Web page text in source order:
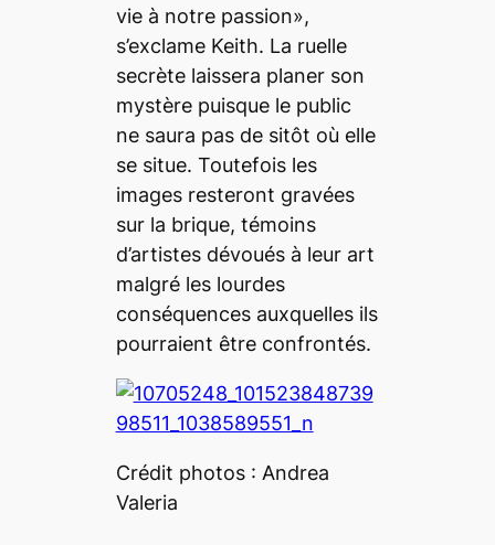
vie à notre passion»,
s’exclame Keith. La ruelle
secrète laissera planer son
mystère puisque le public
ne saura pas de sitôt où elle
se situe. Toutefois les
images resteront gravées
sur la brique, témoins
d’artistes dévoués à leur art
malgré les lourdes
conséquences auxquelles ils
pourraient être confrontés.
Crédit photos : Andrea
Valeria